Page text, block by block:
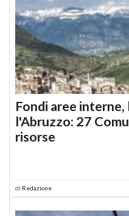
Fondi aree
l'Abruzzo: 27
risorse
di Redazione